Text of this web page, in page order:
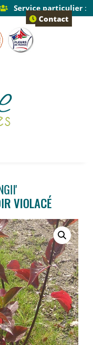
Service particulier:
2 Contact
VIOLACÉ